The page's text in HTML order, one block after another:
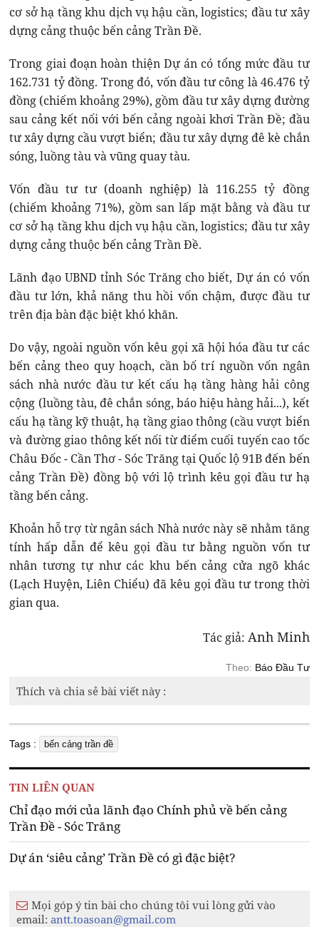
cơ sở hạ tầng khu dịch vụ hậu cần, logistics; đầu tư xây
dựng cảng thuộc bến cảng Trần Đề.
Trong giai đoạn hoàn thiện Dự án có tổng mức đầu tư
162.731 tỷ đồng. Trong đó, vốn đầu tư công là 46.476 tỷ
đồng (chiếm khoảng 29%), gồm đầu tư xây dựng đường
sau cảng kết nối với bến cảng ngoài khơi Trần Đề; đầu
tư xây dựng cầu vượt biển; đầu tư xây dựng đê kè chắn
sóng, luồng tàu và vũng quay tàu.
Vốn đầu tư tư (doanh nghiệp) là 116.255 tỷ đồng
(chiếm khoảng 71%), gồm san lấp mặt bằng và đầu tư
cơ sở hạ tầng khu dịch vụ hậu cần, logistics; đầu tư xây
dựng cảng thuộc bến cảng Trần Đề.
Lãnh đạo UBND tỉnh Sóc Trăng cho biết, Dự án có vốn
đầu tư lớn, khả năng thu hồi vốn chậm, được đầu tư
trên địa bàn đặc biệt khó khăn.
Do vậy, ngoài nguồn vốn kêu gọi xã hội hóa đầu tư các
bến cảng theo quy hoạch, cần bố trí nguồn vốn ngân
sách nhà nước đầu tư kết cấu hạ tầng hàng hải công
cộng (luồng tàu, đê chắn sóng, báo hiệu hàng hải...), kết
cấu hạ tầng kỹ thuật, hạ tầng giao thông (cầu vượt biển
và đường giao thông kết nối từ điểm cuối tuyến cao tốc
Châu Đốc - Cần Thơ - Sóc Trăng tại Quốc lộ 91B đến bến
cảng Trần Đề) đồng bộ với lộ trình kêu gọi đầu tư hạ
tầng bến cảng.
Khoản hỗ trợ từ ngân sách Nhà nước này sẽ nhằm tăng
tính hấp dẫn để kêu gọi đầu tư bằng nguồn vốn tư
nhân tương tự như các khu bến cảng cửa ngõ khác
(Lạch Huyện, Liên Chiểu) đã kêu gọi đầu tư trong thời
gian qua.
Tác giả: Anh Minh
Theo: Báo Đầu Tư
Thích và chia sẻ bài viết này :
Tags : bến cảng trần đề
TIN LIÊN QUAN
Chỉ đạo mới của lãnh đạo Chính phủ về bến cảng
Trần Đề - Sóc Trăng
Dự án ‘siêu cảng’ Trần Đề có gì đặc biệt?
Mọi góp ý tin bài cho chúng tôi vui lòng gửi vào
email:antt.toasoan@gmail.com